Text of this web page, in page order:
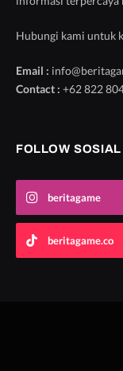
Hubungi kami untuk
Email :
Contact : +62 822
FOLLOW
beritagame
beritagame.co